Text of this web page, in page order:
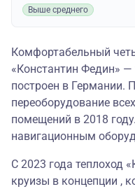
Выше среднего
Комфортабельный
«Константин Федин» —
построен в Германии.
переоборудование
помещений в 2018
навигационным
С 2023 года теплоход
круизы в концепции ,